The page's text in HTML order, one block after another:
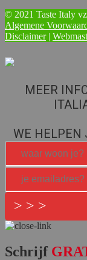
© 2021 Taste Italy
Algemene
Disclaimer|
MEER
WE HELPEN
> > >
Schrijf